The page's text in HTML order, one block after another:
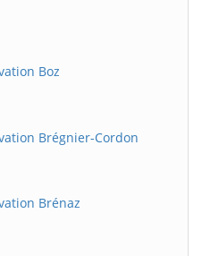
Boz
Brégnier-Cordon
Brénaz